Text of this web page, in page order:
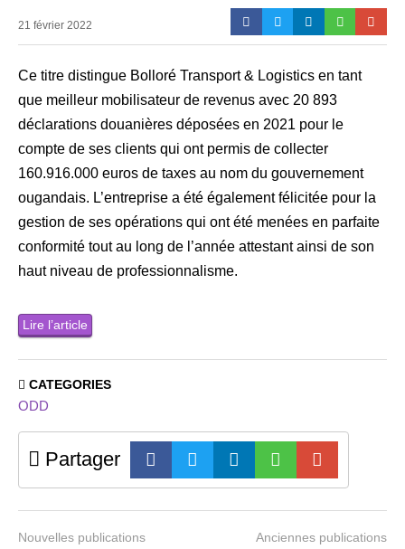
21 février 2022
Ce titre distingue Bolloré Transport & Logistics en tant
que meilleur mobilisateur de revenus avec 20 893
déclarations douanières déposées en 2021 pour le
compte de ses clients qui ont permis de collecter
160.916.000 euros de taxes au nom du gouvernement
ougandais. L’entreprise a été également félicitée pour la
gestion de ses opérations qui ont été menées en parfaite
conformité tout au long de l’année attestant ainsi de son
haut niveau de professionnalisme.
Lire l’article
CATEGORIES
ODD
Partager
Nouvelles publications Anciennes publications